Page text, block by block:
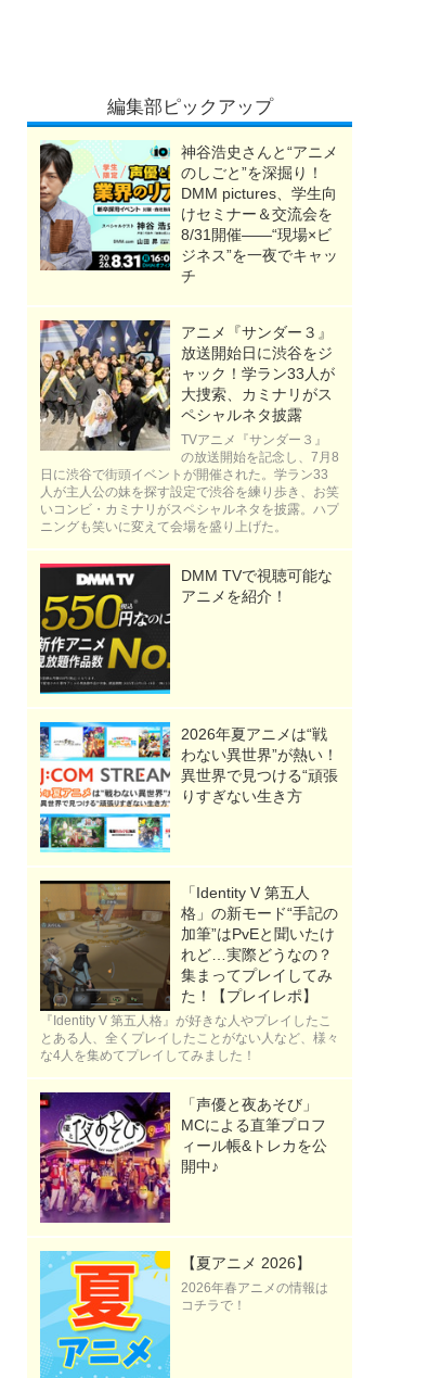
編集部ピックアップ
神谷浩史さんと“アニメ
のしごと”を深掘り！
DMM pictures、学生向
けセミナー＆交流会を
8/31開催――“現場×ビ
ジネス”を一夜でキャッ
チ
アニメ『サンダー３』
放送開始日に渋谷をジ
ャック！学ラン33人が
大捜索、カミナリがス
ペシャルネタ披露
TVアニメ『サンダー３』
の放送開始を記念し、7月8
日に渋谷で街頭イベントが開催された。学ラン33
人が主人公の妹を探す設定で渋谷を練り歩き、お笑
いコンビ・カミナリがスペシャルネタを披露。ハプ
ニングも笑いに変えて会場を盛り上げた。
DMM TVで視聴可能な
アニメを紹介！
2026年夏アニメは“戦
わない異世界”が熱い！
異世界で見つける“頑張
りすぎない生き方
「Identity V 第五人
格」の新モード“手記の
加筆”はPvEと聞いたけ
れど…実際どうなの？
集まってプレイしてみ
た！【プレイレポ】
『Identity V 第五人格』が好きな人やプレイしたこ
とある人、全くプレイしたことがない人など、様々
な4人を集めてプレイしてみました！
「声優と夜あそび」
MCによる直筆プロフ
ィール帳&トレカを公
開中♪
【夏アニメ 2026】
2026年春アニメの情報は
コチラで！